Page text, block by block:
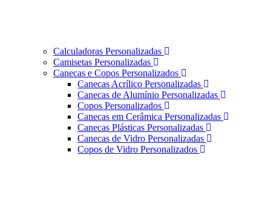
Calculadoras Personalizadas
Camisetas Personalizadas
Canecas e Copos Personalizados
Canecas Acrílico Personalizadas
Canecas de Alumínio Personalizadas
Copos Personalizados
Canecas em Cerâmica Personalizadas
Canecas Plásticas Personalizadas
Canecas de Vidro Personalizadas
Copos de Vidro Personalizados